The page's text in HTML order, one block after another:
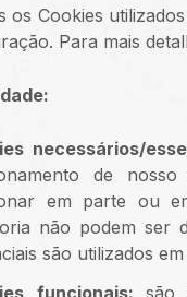
os Cookies
Para mais
necessários/
de
em parte ou
não podem ser
são utilizados
funcionais:são